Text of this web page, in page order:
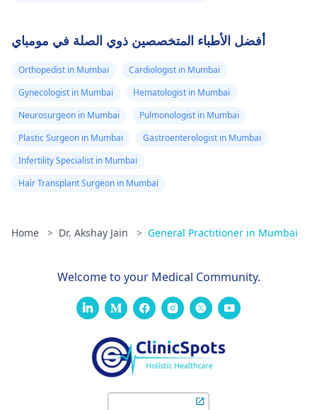
أفضل الأطباء المتخصصين ذوي الصلة في مومباي
Orthopedist in Mumbai
Cardiologist in Mumbai
Gynecologist in Mumbai
Hematologist in Mumbai
Neurosurgeon in Mumbai
Pulmonologist in Mumbai
Plastic Surgeon in Mumbai
Gastroenterologist in Mumbai
Infertility Specialist in Mumbai
Hair Transplant Surgeon in Mumbai
Home > Dr. Akshay Jain > General Practitioner in Mumbai
Welcome to your Medical Community.